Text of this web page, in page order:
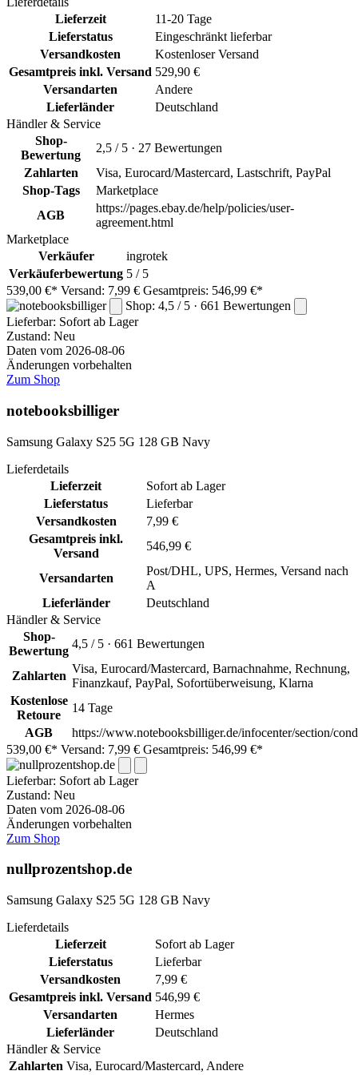
Lieferzeit
11-20 Tage
Lieferstatus
Eingeschränkt lieferbar
Versandkosten
Kostenloser Versand
Gesamtpreis inkl. Versand 529,90 €
Versandarten
Andere
Lieferländer
Deutschland
Händler & Service
Shop-
Bewertung
2,5 / 5 · 27 Bewertungen
Zahlarten
Visa, Eurocard/Mastercard, Lastschrift, PayPal
Shop-Tags
Marketplace
AGB
https://pages.ebay.de/help/policies/user-
agreement.html
Marketplace
Verkäufer
ingrotek
Verkäuferbewertung 5 / 5
539,00 €* Versand: 7,99 € Gesamtpreis: 546,99 €*
Shop: 4,5 / 5 · 661 Bewertungen
Lieferbar: Sofort ab Lager
Zustand: Neu
Daten vom 2026-08-06
Änderungen vorbehalten
Zum Shop
notebooksbilliger
Samsung Galaxy S25 5G 128 GB Navy
Lieferdetails
Lieferzeit
Sofort ab Lager
Lieferstatus
Lieferbar
Versandkosten
7,99 €
Gesamtpreis inkl.
Versand
546,99 €
Versandarten
Post/DHL, UPS, Hermes, Versand nach
A
Lieferländer
Deutschland
Händler & Service
Shop-
Bewertung
4,5 / 5 · 661 Bewertungen
Zahlarten
Visa, Eurocard/Mastercard, Barnachnahme, Rechnung,
Finanzkauf, PayPal, Sofortüberweisung, Klarna
Kostenlose
Retoure
14 Tage
AGB
https://www.notebooksbilliger.de/infocenter/section/
539,00 €* Versand: 7,99 € Gesamtpreis: 546,99 €*
Lieferbar: Sofort ab Lager
Zustand: Neu
Daten vom 2026-08-06
Änderungen vorbehalten
Zum Shop
nullprozentshop.de
Samsung Galaxy S25 5G 128 GB Navy
Lieferdetails
Lieferzeit
Sofort ab Lager
Lieferstatus
Lieferbar
Versandkosten
7,99 €
Gesamtpreis inkl. Versand 546,99 €
Versandarten
Hermes
Lieferländer
Deutschland
Händler & Service
Zahlarten Visa, Eurocard/Mastercard, Andere